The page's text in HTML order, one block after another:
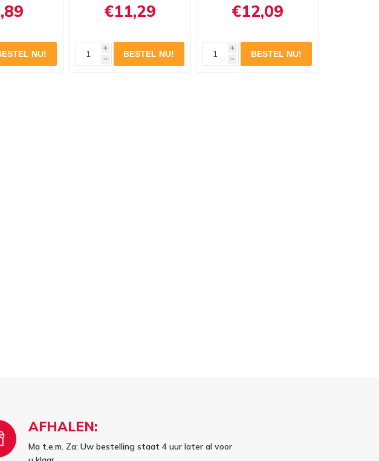
€11,29
i
h
€12,09
i
h
AFHALEN:
Ma t.e.m. Za: Uw bestelling staat 4 uur later al voor